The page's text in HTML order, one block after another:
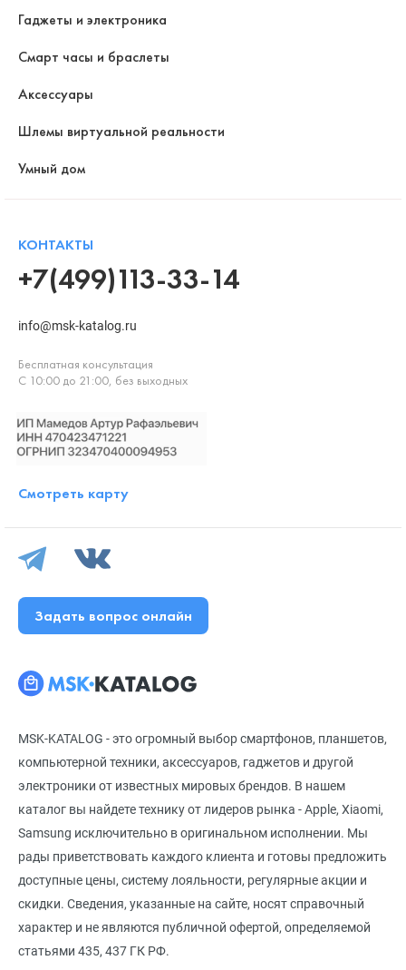
MSK-KATALOG - это огромный выбор смартфонов, планшетов,
компьютерной техники, аксессуаров, гаджетов и другой
электроники от известных мировых брендов. В нашем
каталог вы найдете технику от лидеров рынка - Apple, Xiaomi,
Samsung исключительно в оригинальном исполнении. Мы
рады приветствовать каждого клиента и готовы предложить
доступные цены, систему лояльности, регулярные акции и
скидки. Сведения, указанные на сайте, носят справочный
характер и не являются публичной офертой, определяемой
статьями 435, 437 ГК РФ.
Гаджеты и электроника
Смарт часы и браслеты
Аксессуары
Шлемы виртуальной реальности
Умный дом
КОНТАКТЫ
+7(499)113-33-14
info@msk-katalog.ru
Бесплатная консультация
С 10:00 до 21:00, без выходных
Смотреть карту
Задать вопрос онлайн